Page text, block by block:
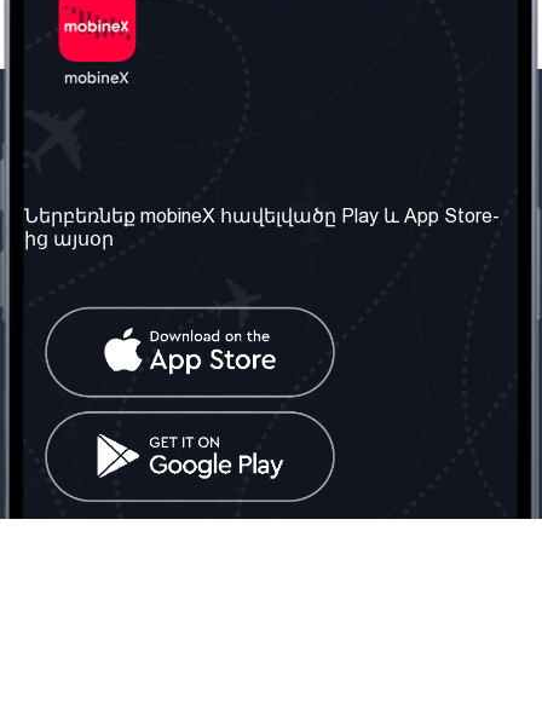
Մեր մասին
Մեր ծառայությունները
Պայմաններ և դրույթներ
Հաճախ տրվող հարցեր
Կապ մեզ հետ
Միացյալ
Թագավորություն: Մենք
գործընկեր ենք
փնտրում
Հայաստանում
Տարածել
սոցիալական
ցանցում
Ներբեռնեք mobineX հավելվածը Play և App Store-
ից այսօր